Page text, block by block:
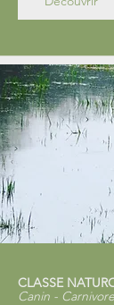
CLASSE
Canin -